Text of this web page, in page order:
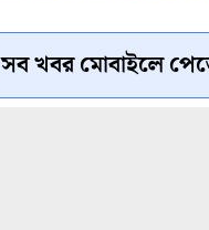
সব খবর মোবাইলে